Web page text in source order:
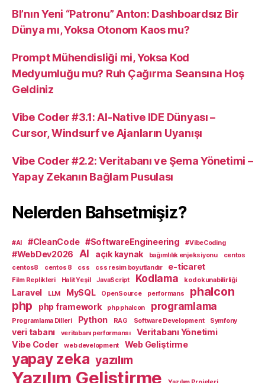
BI’nın Yeni “Patronu” Anton: Dashboardsız Bir
Dünya mı, Yoksa Otonom Kaos mu?
Prompt Mühendisliği mi, Yoksa Kod
Medyumluğu mu? Ruh Çağırma Seansına Hoş
Geldiniz
Vibe Coder #3.1: AI-Native IDE Dünyası –
Cursor, Windsurf ve Ajanların Uyanışı
Vibe Coder #2.2: Veritabanı ve Şema Yönetimi –
Yapay Zekanın Bağlam Pusulası
Nelerden Bahsetmişiz?
#AI #CleanCode #SoftwareEngineering #VibeCoding
#WebDev2026 AI açık kaynak bağımlılık enjeksiyonu
centos
centos8
centos 8 css css resim boyutlandır e-ticaret
Film Replikleri Halit Yeşil JavaScript Kodlama kod okunabilirliği
Laravel LLM MySQL OpenSource performans
phalcon
php
php framework php phalcon programlama
Programlama Dilleri Python RAG Software Development Symfony
veri tabanı veritabanı performansı
Veritabanı Yönetimi
Vibe Coder
web development Web Geliştirme
yapay zeka yazılım
Yazılım Geliştirme